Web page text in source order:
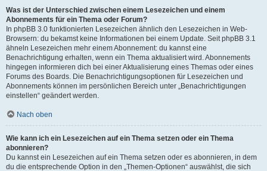
Was ist der Unterschied zwischen einem Lesezeichen und einem
Abonnements für ein Thema oder Forum?
In phpBB 3.0 funktionierten Lesezeichen ähnlich den Lesezeichen in Web-
Browsern: du bekamst keine Informationen bei einem Update. Seit phpBB 3.1
ähneln Lesezeichen mehr einem Abonnement: du kannst eine
Benachrichtigung erhalten, wenn ein Thema aktualisiert wird. Abonnements
hingegen informieren dich bei einer Aktualisierung eines Themas oder eines
Forums des Boards. Die Benachrichtigungsoptionen für Lesezeichen und
Abonnements können im persönlichen Bereich unter „Benachrichtigungen
einstellen“ geändert werden.
Nach oben
Wie kann ich ein Lesezeichen auf ein Thema setzen oder ein Thema
abonnieren?
Du kannst ein Lesezeichen auf ein Thema setzen oder es abonnieren, in dem
du die entsprechende Option in den „Themen-Optionen“ auswählst, die sich